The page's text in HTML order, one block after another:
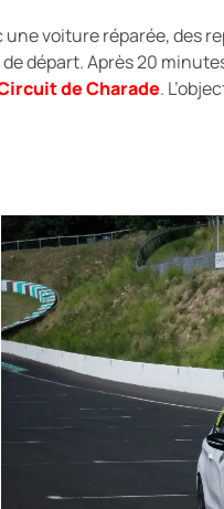
une voiture réparée, des
départ. Après 20
de Charade.